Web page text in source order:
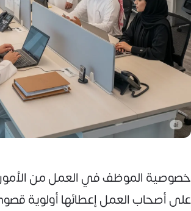
خصوصية الموظف في العمل من
على أصحاب العمل إعطائها أولوية